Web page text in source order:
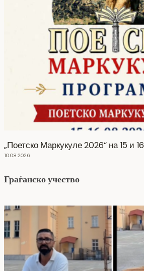
„Поетско Маркукуле 2026“ на 15 и
10.08.2026
Граѓанско учество